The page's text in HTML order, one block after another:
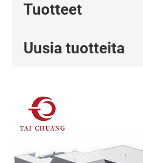
Tuotteet
Uusia tuotteita